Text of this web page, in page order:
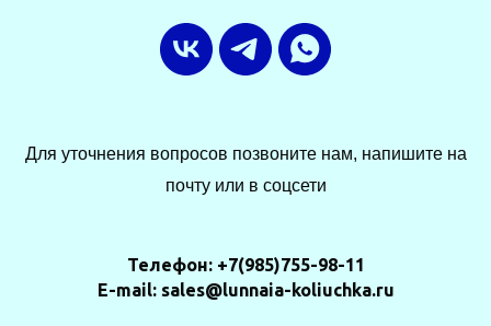
Для уточнения вопросов позвоните нам, напишите на
почту или в соцсети
Телефон: +7(985)755-98-11
E-mail: sales@lunnaia-koliuchka.ru